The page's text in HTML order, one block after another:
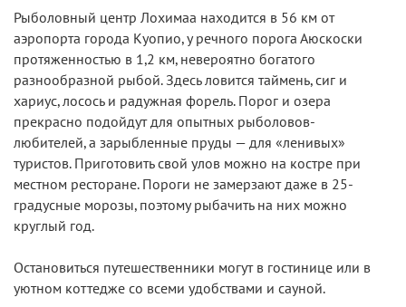
Рыболовный центр Лохимаа находится в 56 км от
аэропорта города Куопио, у речного порога Аюскоски
протяженностью в 1,2 км, невероятно богатого
разнообразной рыбой. Здесь ловится таймень, сиг и
хариус, лосось и радужная форель. Порог и озера
прекрасно подойдут для опытных рыболовов-
любителей, а зарыбленные пруды — для «ленивых»
туристов. Приготовить свой улов можно на костре при
местном ресторане. Пороги не замерзают даже в 25-
градусные морозы, поэтому рыбачить на них можно
круглый год.
Остановиться путешественники могут в гостинице или в
уютном коттедже со всеми удобствами и сауной.